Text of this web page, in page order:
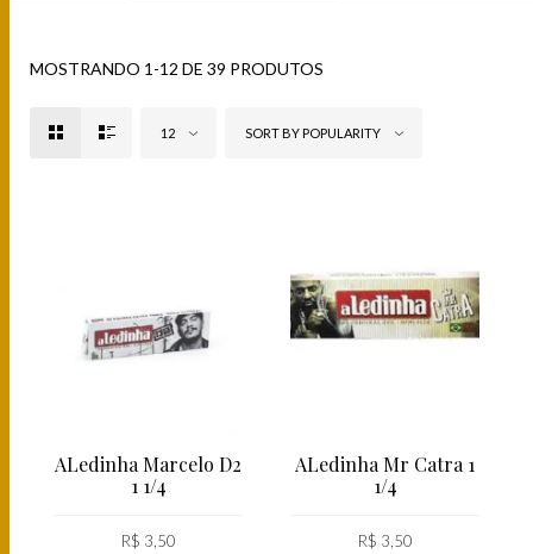
MOSTRANDO 1-12 DE 39 PRODUTOS
12 SORT BY POPULARITY
ALedinha Marcelo D2
1 1/4
R$ 3,50
ALedinha Mr Catra 1
1/4
R$ 3,50